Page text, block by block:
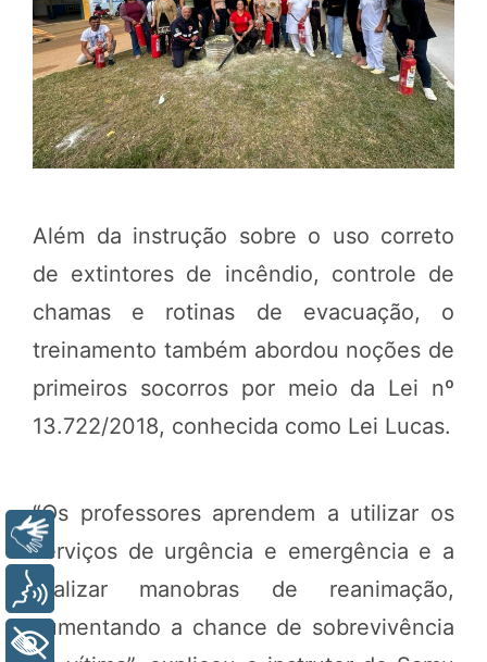
Além da instrução sobre o uso correto
de extintores de incêndio, controle de
chamas e rotinas de evacuação, o
treinamento também abordou noções de
primeiros socorros por meio da Lei nº
13.722/2018, conhecida como Lei Lucas.
“Os professores aprendem a utilizar os
serviços de urgência e emergência e a
realizar manobras de reanimação,
aumentando a chance de sobrevivência
Voz